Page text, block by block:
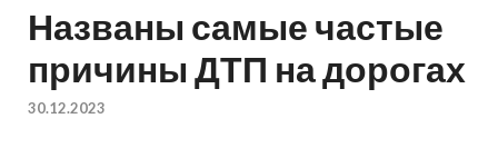
Названы самые частые
причины ДТП на дорогах
30.12.2023